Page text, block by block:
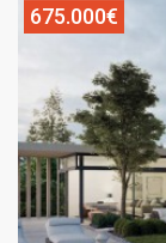
675.000€